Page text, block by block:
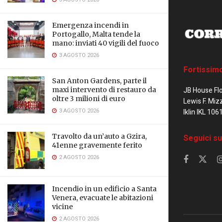
Emergenza incendi in
Portogallo, Malta tende la
mano: inviati 40 vigili del fuoco
3 AGOSTO 2026
San Anton Gardens, parte il
maxi intervento di restauro da
oltre 3 milioni di euro
3 AGOSTO 2026
Travolto da un’auto a Gzira,
41enne gravemente ferito
2 AGOSTO 2026
Incendio in un edificio a Santa
Venera, evacuate le abitazioni
vicine
2 AGOSTO 2026
JB House
Lewis F.
Iklin IKL
Seguici